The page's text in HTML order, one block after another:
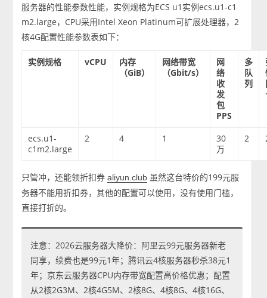
服务器的性能参数性能，实例规格为ECS u1实例ecs.u1-c1
m2.large，CPU采用Intel Xeon Platinum可扩展处理器，2
核4G配置性能参数表如下：
实例规格 vCPU
内存
（GiB）
网络带宽
（Gbit/s）
网
络
收
发
包
PPS
多
队
列
ecs.u1-
c1m2.large
2 4 1
30
万
2
只管冲，还能领折扣券aliyun.club 虽然这台特价的199元服
务器不能用折扣券，其他的配置可以使用，没有使用门槛，
直接打折的。
注意：2026云服务器大降价：阿里云99元服务器新老
同享，续费也是99元1年；腾讯云4核服务器秒杀38元1
年；京东云服务器CPU内存带宽配置高价格优惠；配置
从2核2G3M、2核4G5M、2核8G、4核8G、4核16G、